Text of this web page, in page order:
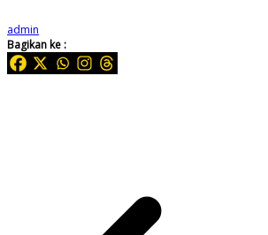
admin
Bagikan ke :